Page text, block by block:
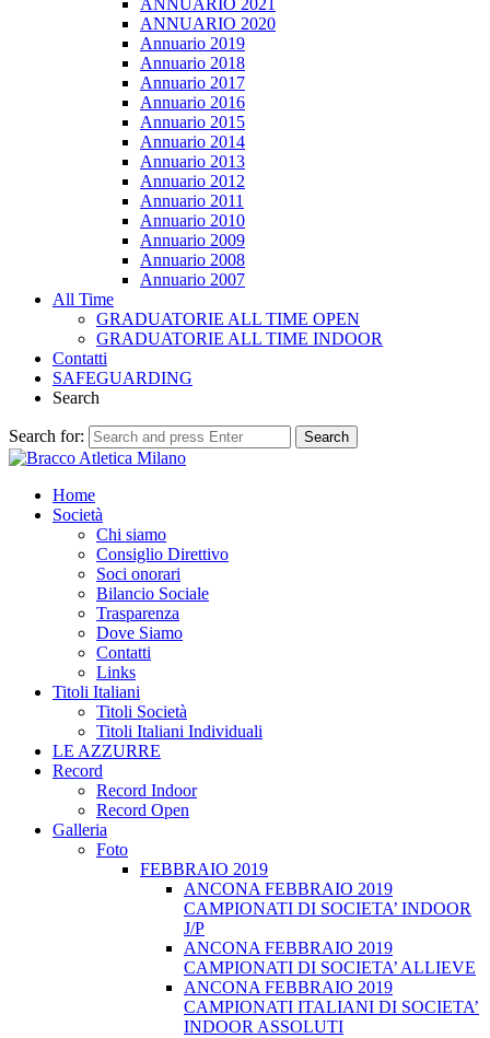
ANNUARIO 2021
ANNUARIO 2020
Annuario 2019
Annuario 2018
Annuario 2017
Annuario 2016
Annuario 2015
Annuario 2014
Annuario 2013
Annuario 2012
Annuario 2011
Annuario 2010
Annuario 2009
Annuario 2008
Annuario 2007
All Time
GRADUATORIE ALL TIME OPEN
GRADUATORIE ALL TIME INDOOR
Contatti
SAFEGUARDING
Search
Search for: Search
Home
Società
Chi siamo
Consiglio Direttivo
Soci onorari
Bilancio Sociale
Trasparenza
Dove Siamo
Contatti
Links
Titoli Italiani
Titoli Società
Titoli Italiani Individuali
LE AZZURRE
Record
Record Indoor
Record Open
Galleria
Foto
FEBBRAIO 2019
ANCONA FEBBRAIO 2019
CAMPIONATI DI SOCIETA’ INDOOR
J/P
ANCONA FEBBRAIO 2019
CAMPIONATI DI SOCIETA’ ALLIEVE
ANCONA FEBBRAIO 2019
CAMPIONATI ITALIANI DI SOCIETA’
INDOOR ASSOLUTI